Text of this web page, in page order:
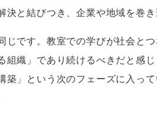
決と結びつき、企業や地域を巻
です。教室での学びが社会と
組織」であり続けるべきだと感
築」という次のフェーズに入っ